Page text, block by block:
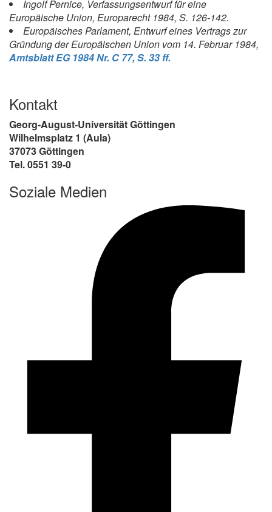
Ingolf Pernice, Verfassungsentwurf für eine
Europäische Union, Europarecht 1984, S. 126-142.
Europäisches Parlament, Entwurf eines Vertrags zur
Gründung der Europäischen Union vom 14. Februar 1984,
Amtsblatt EG 1984 Nr. C 77, S. 33 ff.
Kontakt
Georg-August-Universität Göttingen
Wilhelmsplatz 1 (Aula)
37073 Göttingen
Tel. 0551 39-0
Soziale Medien